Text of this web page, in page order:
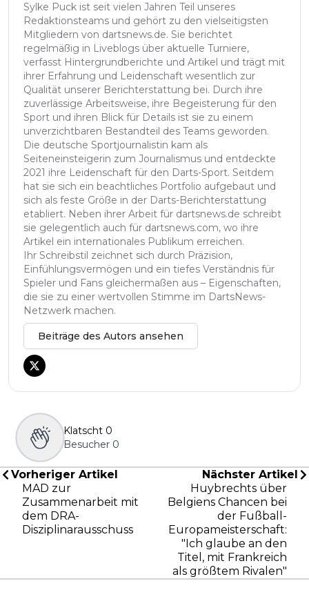
Sylke Puck ist seit vielen Jahren Teil unseres
Redaktionsteams und gehört zu den vielseitigsten
Mitgliedern von dartsnews.de. Sie berichtet
regelmäßig in Liveblogs über aktuelle Turniere,
verfasst Hintergrundberichte und Artikel und trägt mit
ihrer Erfahrung und Leidenschaft wesentlich zur
Qualität unserer Berichterstattung bei. Durch ihre
zuverlässige Arbeitsweise, ihre Begeisterung für den
Sport und ihren Blick für Details ist sie zu einem
unverzichtbaren Bestandteil des Teams geworden.
Die deutsche Sportjournalistin kam als
Seiteneinsteigerin zum Journalismus und entdeckte
2021 ihre Leidenschaft für den Darts-Sport. Seitdem
hat sie sich ein beachtliches Portfolio aufgebaut und
sich als feste Größe in der Darts-Berichterstattung
etabliert. Neben ihrer Arbeit für dartsnews.de schreibt
sie gelegentlich auch für dartsnews.com, wo ihre
Artikel ein internationales Publikum erreichen.
Ihr Schreibstil zeichnet sich durch Präzision,
Einfühlungsvermögen und ein tiefes Verständnis für
Spieler und Fans gleichermaßen aus – Eigenschaften,
die sie zu einer wertvollen Stimme im DartsNews-
Netzwerk machen.
Beiträge des Autors ansehen
Klatscht 0
Besucher 0
Vorheriger Artikel
MAD zur
Zusammenarbeit mit
dem DRA-
Disziplinarausschuss
Nächster Artikel
Huybrechts über
Belgiens Chancen bei
der Fußball-
Europameisterschaft:
"Ich glaube an den
Titel, mit Frankreich
als größtem Rivalen"